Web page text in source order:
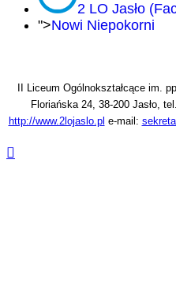
2 LO Jasło
">Nowi Niepokorni
II Liceum Ogólnokształcące im.
Floriańska 24, 38-200 Jasło,
http://www.2lojaslo.pl e-mail: